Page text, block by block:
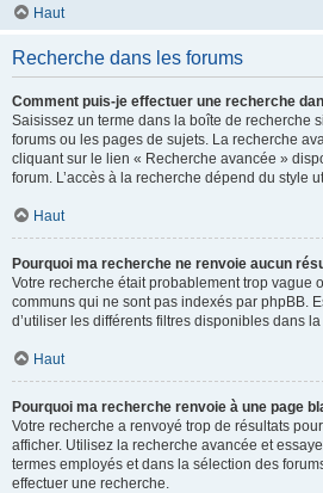
Haut
Recherche dans les forums
Comment puis-je effectuer une recherche
Saisissez un terme dans la boîte de recherche
forums ou les pages de sujets. La recherche
cliquant sur le lien « Recherche avancée »
forum. L’accès à la recherche dépend du style
Haut
Pourquoi ma recherche ne renvoie aucun
Votre recherche était probablement trop vague
communs qui ne sont pas indexés par phpBB.
d’utiliser les différents filtres disponibles dans
Haut
Pourquoi ma recherche renvoie à une page
Votre recherche a renvoyé trop de résultats
afficher. Utilisez la recherche avancée et
termes employés et dans la sélection des
effectuer une recherche.